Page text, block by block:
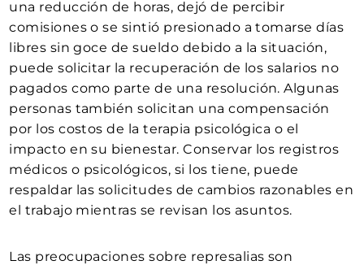
una reducción de horas, dejó de percibir
comisiones o se sintió presionado a tomarse días
libres sin goce de sueldo debido a la situación,
puede solicitar la recuperación de los salarios no
pagados como parte de una resolución. Algunas
personas también solicitan una compensación
por los costos de la terapia psicológica o el
impacto en su bienestar. Conservar los registros
médicos o psicológicos, si los tiene, puede
respaldar las solicitudes de cambios razonables en
el trabajo mientras se revisan los asuntos.
Las preocupaciones sobre represalias son